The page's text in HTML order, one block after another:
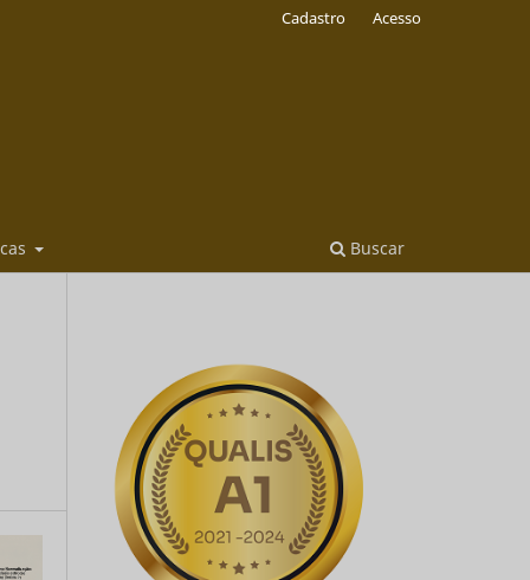
Buscar
Cadastro Acesso